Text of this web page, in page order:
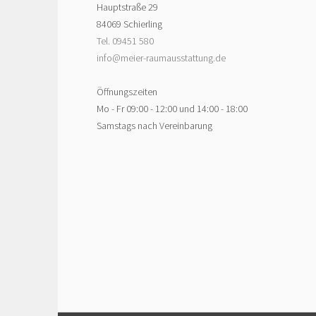
Hauptstraße 29
84069 Schierling
Tel. 09451 580
info@meier-raumausstattung.de
Öffnungszeiten
Mo - Fr 09:00 - 12:00 und 14:00 - 18:00
Samstags nach Vereinbarung